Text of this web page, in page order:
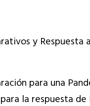
y
para una
la respuesta